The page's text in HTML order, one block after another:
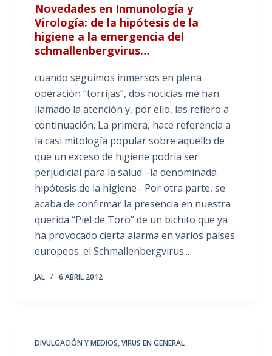
Novedades en Inmunología y
Virología: de la hipótesis de la
higiene a la emergencia del
schmallenbergvirus…
cuando seguimos inmersos en plena
operación “torrijas”, dos noticias me han
llamado la atención y, por ello, las refiero a
continuación. La primera, hace referencia a
la casi mitología popular sobre aquello de
que un exceso de higiene podría ser
perjudicial para la salud –la denominada
hipótesis de la higiene-. Por otra parte, se
acaba de confirmar la presencia en nuestra
querida “Piel de Toro” de un bichito que ya
ha provocado cierta alarma en varios países
europeos: el Schmallenbergvirus...
JAL 6 ABRIL 2012
DIVULGACIÓN Y MEDIOS,VIRUS EN GENERAL